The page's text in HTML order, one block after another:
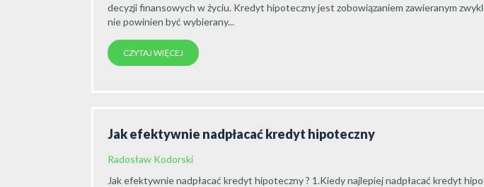
decyzji finansowych w życiu. Kredyt hipoteczny jest zobowiązaniem zawieranym
nie powinien być wybierany...
CZYTAJ WIĘCEJ
Jak efektywnie nadpłacać kredyt hipoteczny
Radosław Kodorski
Jak efektywnie nadpłacać kredyt hipoteczny ? 1.Kiedy najlepiej nadpłacać kredyt